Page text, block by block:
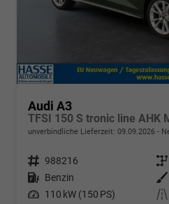
Audi A3
unverbindliche Lieferzeit: 09.09.2026
Fahrzeugnr. 988216 Getriebe
Kraftstoff Benzin Außenfarbe
Leistung 110 kW (150 PS) Kilometerstand